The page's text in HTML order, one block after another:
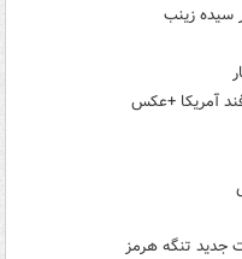
سیده زینب
جدید تنگه هرمز